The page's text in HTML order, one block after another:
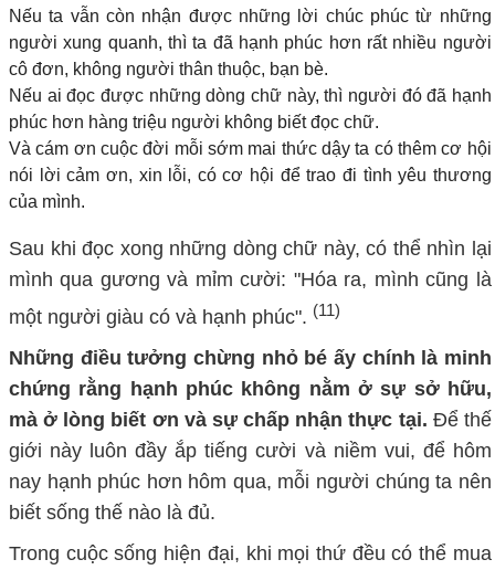
Nếuta vẫn còn nhận được những lời chúc phúc từ những
người xung quanh, thìta đã hạnh phúc hơn rất nhiều người
cô đơn, không người thân thuộc, bạn bè.
Nếu ai đọc được những dòng chữ này, thì người đóđã hạnh
phúc hơn hàng triệu người không biết đọc chữ.
Và cám ơn cuộc đời mỗi sớm mai thức dậyta có thêm cơ hội
nói lời cảm ơn, xin lỗi, có cơ hội để trao đi tình yêu thương
của mình.
Sau khi đọc xong những dòng chữ này, có thể nhìn lại
mình qua gương và mỉm cười: "Hóa ra, mình cũng là
một người giàu có và hạnh phúc". (11)
Những điều tưởng chừng nhỏ bé ấy chính là minh
chứng rằng hạnh phúc không nằm ở sự sở hữu,
mà ở lòng biết ơn và sự chấp nhận thực tại. Để thế
giới này luôn đầy ắp tiếng cười và niềm vui, để hôm
nay hạnh phúc hơn hôm qua, mỗi người chúng ta nên
biết sống thế nào là đủ.
Trong cuộc sống hiện đại, khi mọi thứ đều có thể mua